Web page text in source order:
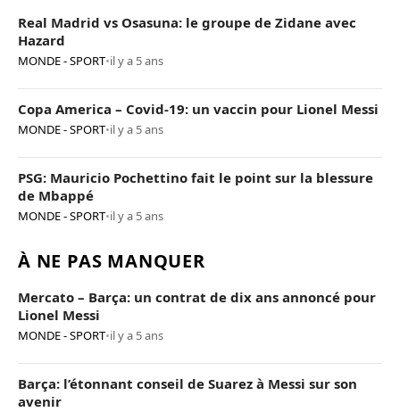
Real Madrid vs Osasuna: le groupe de Zidane avec
Hazard
MONDE - SPORT•il y a 5 ans
Copa America – Covid-19: un vaccin pour Lionel Messi
MONDE - SPORT•il y a 5 ans
PSG: Mauricio Pochettino fait le point sur la blessure
de Mbappé
MONDE - SPORT•il y a 5 ans
À NE PAS MANQUER
Mercato – Barça: un contrat de dix ans annoncé pour
Lionel Messi
MONDE - SPORT•il y a 5 ans
Barça: l’étonnant conseil de Suarez à Messi sur son
avenir